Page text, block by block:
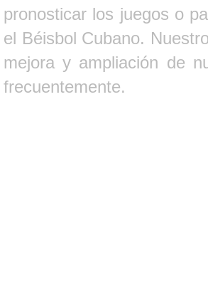
pronosticar los juegos o
el Béisbol Cubano.
mejora y ampliación de
frecuentemente.